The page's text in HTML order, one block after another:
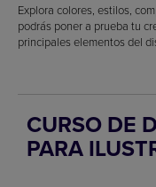
Explora colores, estilos,
podrás poner a prueba tu
principales elementos del
CURSO DE
PARA